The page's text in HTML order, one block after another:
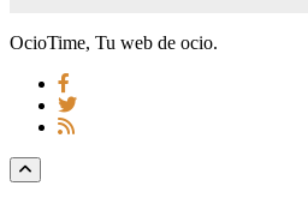
OcioTime, Tu web de ocio.